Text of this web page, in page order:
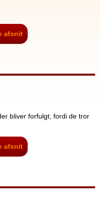
afsnit
bliver forfulgt, fordi de tror
afsnit